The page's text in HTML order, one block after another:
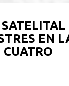
EN